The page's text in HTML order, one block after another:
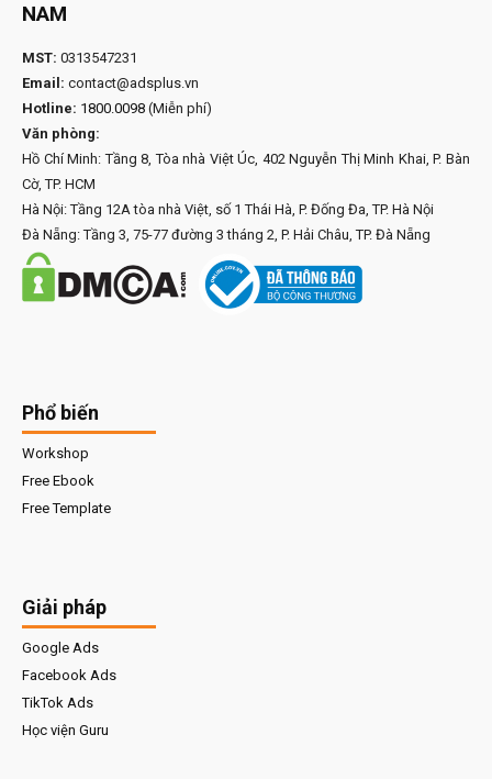
NAM
MST: 0313547231
Email: contact@adsplus.vn
Hotline: 1800.0098 (Miễn phí)
Văn phòng:
Hồ Chí Minh: Tầng 8, Tòa nhà Việt Úc, 402 Nguyễn Thị Minh Khai, P. Bàn
Cờ, TP. HCM
Hà Nội: Tầng 12A tòa nhà Việt, số 1 Thái Hà, P. Đống Đa, TP. Hà Nội
Đà Nẵng: Tầng 3, 75-77 đường 3 tháng 2, P. Hải Châu, TP. Đà Nẵng
Phổ biến
Workshop
Free Ebook
Free Template
Giải pháp
Google Ads
Facebook Ads
TikTok Ads
Học viện Guru